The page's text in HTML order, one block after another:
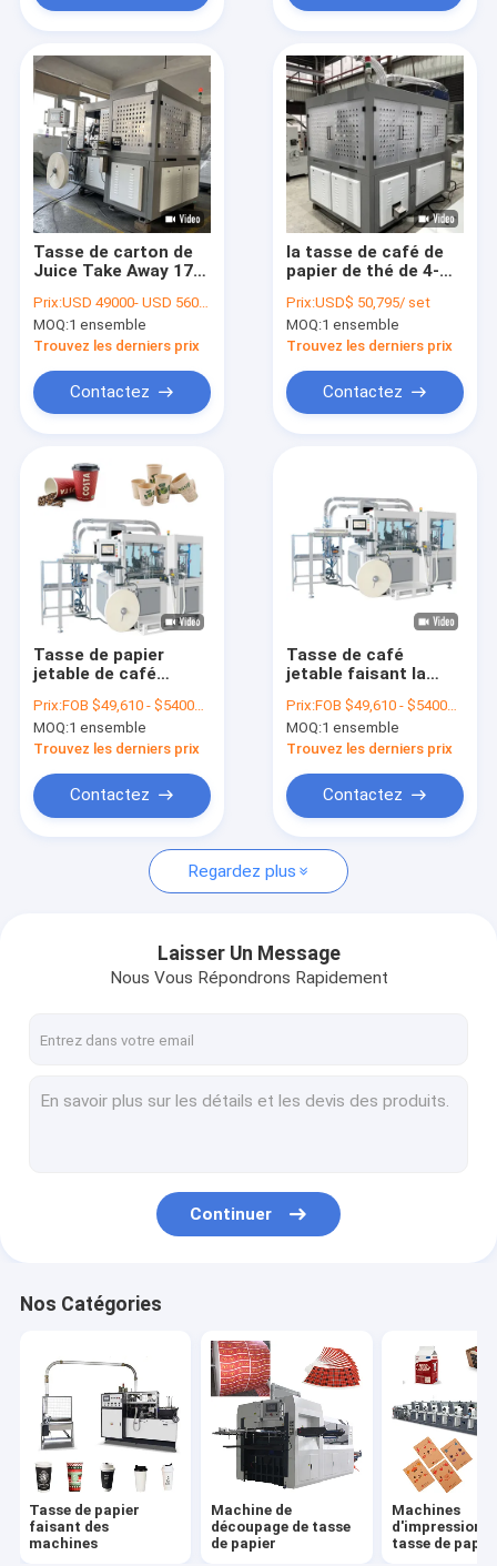
Produits
Au sujet de nous
Visite d'usine
Contrôle de qualité
Nouvelles
Tasse de papier faisant des machines
Machine de découpage de tasse de papier
Machine de papier de gamelle
Machine à emballer de tasse de papier
Plaque à papier faisant des machines
Machines de fente de papier
Machine de couvercle de tasse
Matière première de tasse de papier
Tasse de carton de
Juice Take Away 170-
machine pour le verre
jetable
Prix:USD 49000- USD 56000 / set
MOQ:1 ensemble
Trouvez les derniers prix
Contactez
la tasse de café de
papier de thé de 4-
faisant à machine le
PLA de PE simple a
enduit
Prix:USD$ 50,795/ set
MOQ:1 ensemble
Trouvez les derniers prix
Contactez
Tasse de papier
jetable de café
papier de machines
formant la machine
Prix:FOB $49,610 - $54000 / Set
MOQ:1 ensemble
Trouvez les derniers prix
Contactez
Tasse de café
jetable faisant la
fabrication des
tasses de papier
Prix:FOB $49,610 - $54000 / Set
MOQ:1 ensemble
Trouvez les derniers prix
Contactez
Regardez plus
Laisser Un Message
Nous Vous Répondrons Rapidement
Continuer
Nos Catégories
Tasse de papier
faisant des
machines
Machine de
découpage de tasse
de papier
Machines
d'impression
tasse de